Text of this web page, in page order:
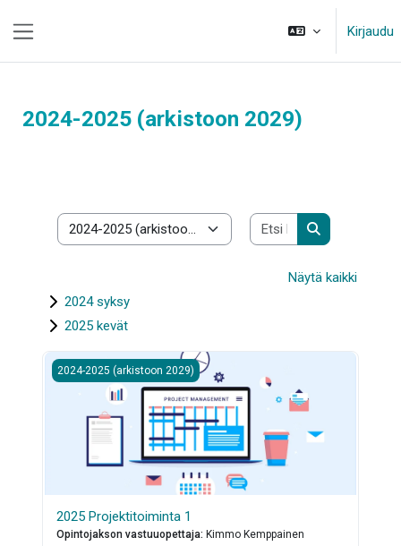
Kirjaudu
2024-2025 (arkistoon 2029)
Kurssikategoriat
Etsi kursseja
Etsi kursseja
Näytä kaikki
2024 syksy
2025 kevät
2025 Projektitoiminta 1
2024-2025 (arkistoon 2029)
2025 Projektitoiminta 1
Opintojakson vastuuopettaja:Kimmo Kemppainen